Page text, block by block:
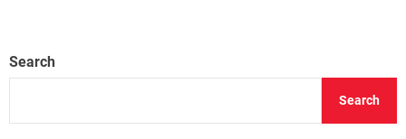
Search
Search